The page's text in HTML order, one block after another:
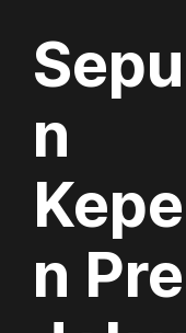
n
n